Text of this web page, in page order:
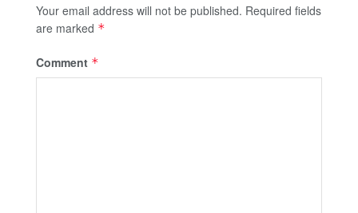
Your email address will not be published. Required fields
are marked *
Comment *